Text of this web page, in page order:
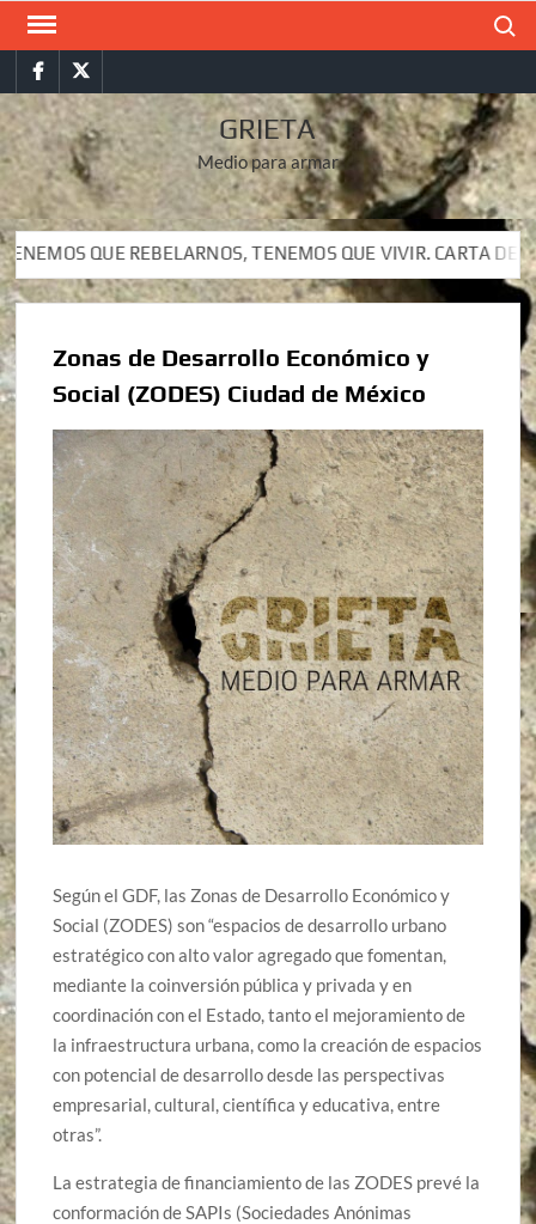
Saltar
contenidoFacebookTwitter
GRIETA
Medio para armar
REBELARNOS, TENEMOS QUE VIVIR. CARTA DEL
REBELARNOS, TENEMOS QUE VIVIR. CARTA DEL
Zonas de Desarrollo Económico y
Social (ZODES) Ciudad de México
Según el GDF, las Zonas de Desarrollo Económico y
Social (ZODES) son “espacios de desarrollo urbano
estratégico con alto valor agregado que fomentan,
mediante la coinversión pública y privada y en
coordinación con el Estado, tanto el mejoramiento de
la infraestructura urbana, como la creación de espacios
con potencial de desarrollo desde las perspectivas
empresarial, cultural, científica y educativa, entre
otras”.
La estrategia de financiamiento de las ZODES prevé la
conformación de SAPIs (Sociedades Anónimas